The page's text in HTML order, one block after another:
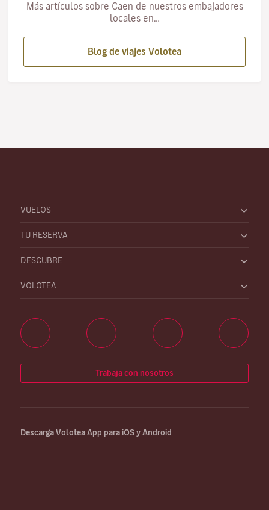
Más artículos sobre Caen de nuestros embajadores
locales en…
Blog de viajes Volotea
VUELOS
TU RESERVA
DESCUBRE
VOLOTEA
Trabaja con nosotros
Descarga Volotea App para iOS y Android